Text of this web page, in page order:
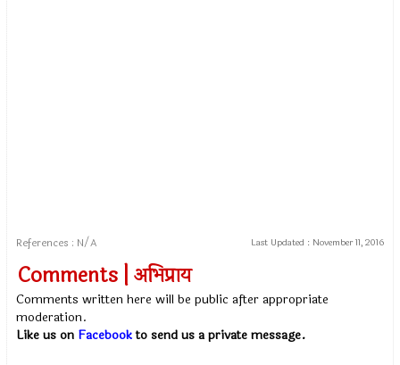
References : N/A Last Updated : November 11, 2016
Comments | अभिप्राय
Comments written here will be public after appropriate
moderation.
Like us on Facebookto send us a private message.